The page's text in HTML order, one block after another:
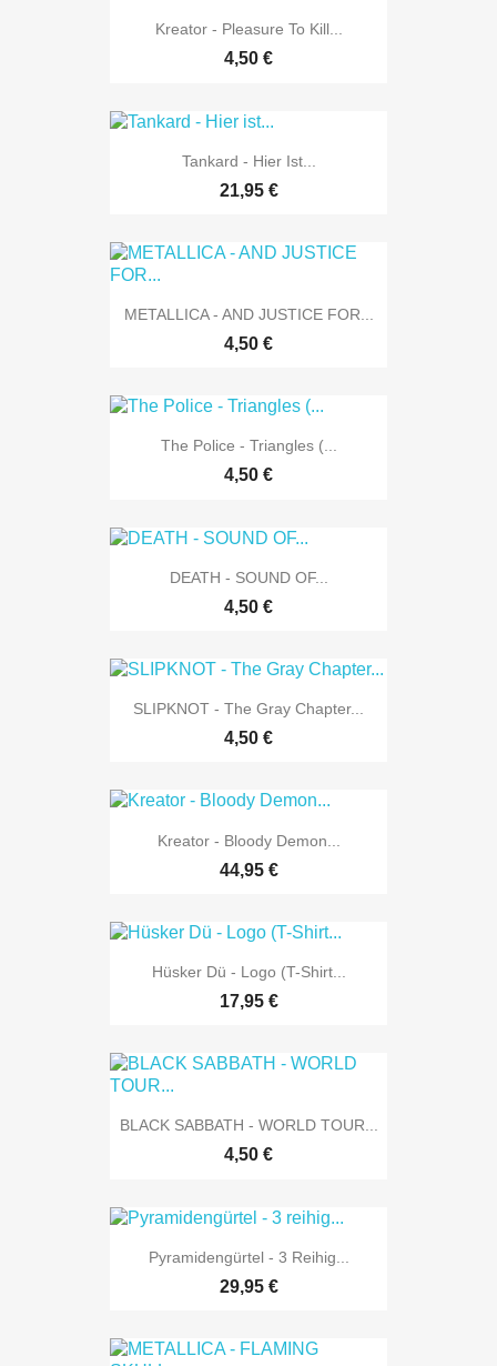
Kreator - Pleasure To Kill...
4,50 €
Tankard - Hier Ist...
21,95 €
METALLICA - AND JUSTICE FOR...
4,50 €
The Police - Triangles (...
4,50 €
DEATH - SOUND OF...
4,50 €
SLIPKNOT - The Gray Chapter...
4,50 €
Kreator - Bloody Demon...
44,95 €
Hüsker Dü - Logo (T-Shirt...
17,95 €
BLACK SABBATH - WORLD TOUR...
4,50 €
Pyramidengürtel - 3 Reihig...
29,95 €